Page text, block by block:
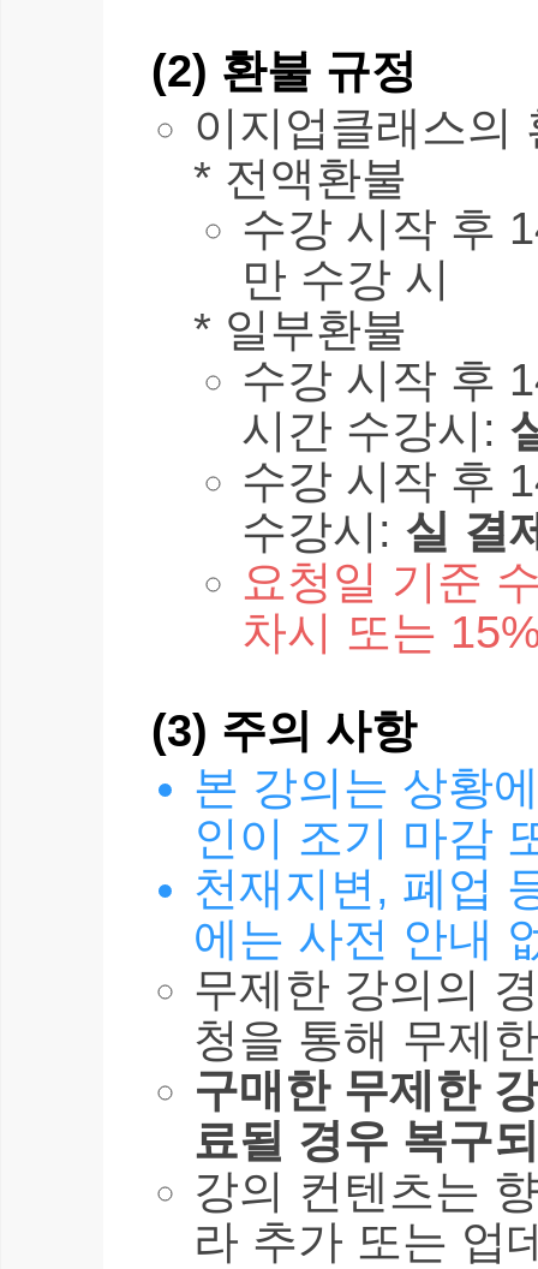
(2) 환불 규정
이지업클래스의
* 전액환불
수강 시작 후
만 수강 시
* 일부환불
수강 시작 후
시간 수강시:
수강 시작 후
수강시: 실 결
요청일 기준
차시 또는
(3) 주의 사항
본 강의는 상황
인이 조기 마감
천재지변, 폐업
에는 사전 안내
무제한 강의의
청을 통해 무제
구매한 무제한
료될 경우 복구
강의 컨텐츠는
라 추가 또는 업